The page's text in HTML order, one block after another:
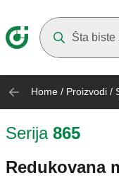
Home / Proizvodi /
Serija 865
Redukovana